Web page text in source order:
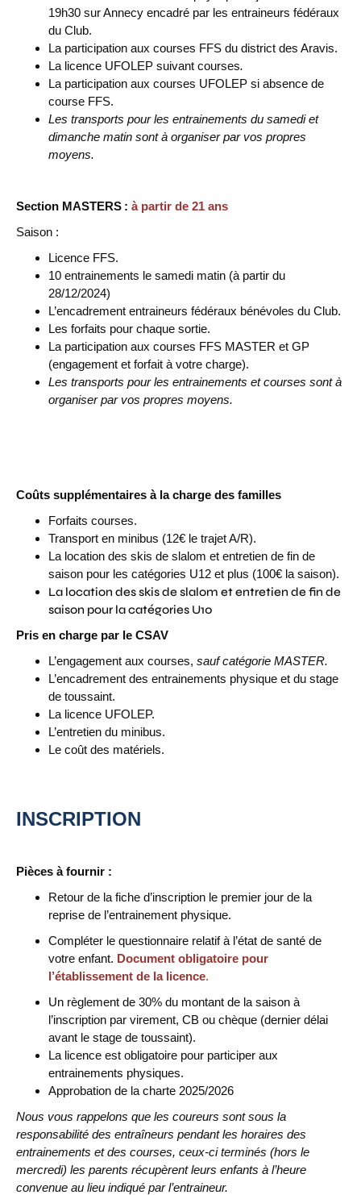
19h30 sur Annecy encadré par les entraineurs fédéraux
du Club.
La participation aux courses FFS du district des Aravis.
La licence UFOLEP suivant courses.
La participation aux courses UFOLEP si absence de
course FFS.
Les transports pour les entrainements du samedi et
dimanche matin sont à organiser par vos propres
moyens.
Section MASTERS : à partir de 21 ans
Saison :
Licence FFS.
10 entrainements le samedi matin (à partir du
28/12/2024)
L’encadrement entraineurs fédéraux bénévoles du Club.
Les forfaits pour chaque sortie.
La participation aux courses FFS MASTER et GP
(engagement et forfait à votre charge).
Les transports pour les entrainements et courses sont à
organiser par vos propres moyens.
Coûts supplémentaires à la charge des familles
Forfaits courses.
Transport en minibus (12€ le trajet A/R).
La location des skis de slalom et entretien de fin de
saison pour les catégories U12 et plus (100€ la saison).
La location des skis de slalom et entretien de fin de
saison pour la catégories U10
Pris en charge par le CSAV
L’engagement aux courses, sauf catégorie MASTER.
L’encadrement des entrainements physique et du stage
de toussaint.
La licence UFOLEP.
L’entretien du minibus.
Le coût des matériels.
INSCRIPTION
Pièces à fournir :
Retour de la fiche d’inscription le premier jour de la
reprise de l’entrainement physique.
Compléter le questionnaire relatif à l’état de santé de
votre enfant. Document obligatoire pour
l’établissement de la licence.
Un règlement de 30% du montant de la saison à
l’inscription par virement, CB ou chèque (dernier délai
avant le stage de toussaint).
La licence est obligatoire pour participer aux
entrainements physiques.
Approbation de la charte 2025/2026
Nous vous rappelons que les coureurs sont sous la
responsabilité des entraîneurs pendant les horaires des
entrainements et des courses, ceux-ci terminés (hors le
mercredi) les parents récupèrent leurs enfants à l’heure
convenue au lieu indiqué par l’entraineur.